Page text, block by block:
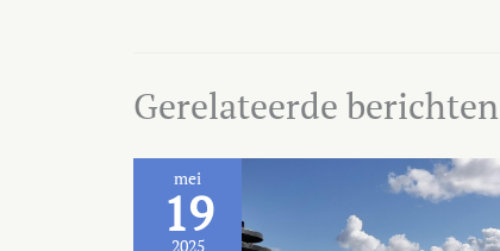
Gerelateerde berichten
mei
19
2025